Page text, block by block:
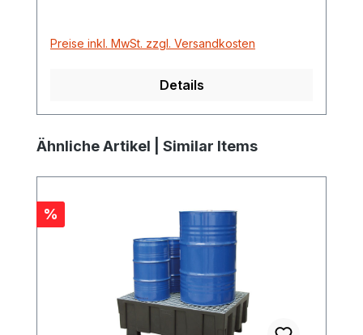
Preise inkl. MwSt. zzgl. Versandkosten
Details
Produktgalerie überspringen
Ähnliche Artikel | Similar Items
Rabatt
%